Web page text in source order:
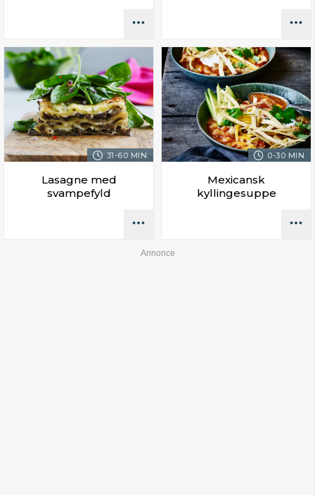
31-60 MIN.
Lasagne med
svampefyld
0-30 MIN.
Mexicansk
kyllingesuppe